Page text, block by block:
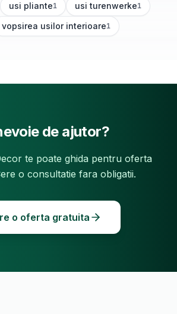
usi pliante
(1articole)1 usi turenwerke
(1articole) 1
vopsirea usilor interioare
(1articole) 1
de ajutor?
te poate ghida pentru oferta
o consultatie fara obligatii.
o oferta gratuita